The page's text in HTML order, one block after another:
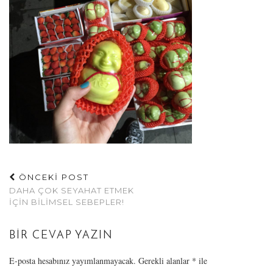
ÖNCEKİ POST
DAHA ÇOK SEYAHAT ETMEK
İÇIN BILIMSEL SEBEPLER!
BIR CEVAP YAZIN
E-posta hesabınız yayımlanmayacak. Gerekli alanlar * ile